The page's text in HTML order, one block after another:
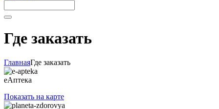
Где заказать
ГлавнаяГде заказать
еАптека
Показать на карте